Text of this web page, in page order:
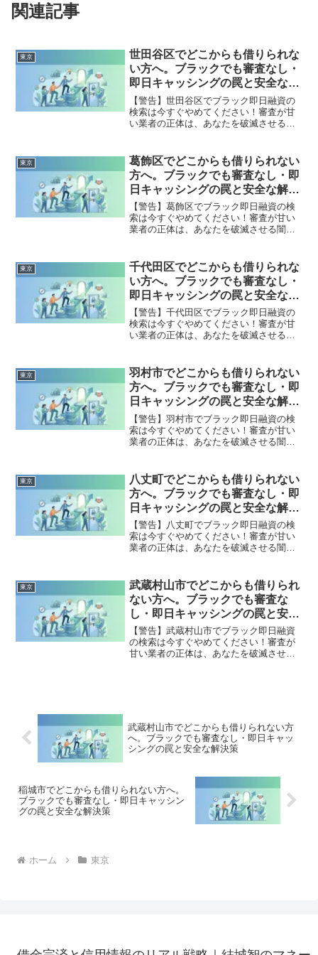
関連記事
東京
世田谷区でどこからも借りられな
い方へ。ブラックでも審査なし・
即日キャッシングの罠と安全な解
決策
【警告】世田谷区でブラック即日融資の
検索は今すぐやめてください！審査が甘
い業者の正体は、あなたを破滅させる闇
世田谷区で違法業者を避け、借金地獄か
ら抜け出した方々の実体験と確実な解決
策を完全公開。
東京
葛飾区でどこからも借りられない
方へ。ブラックでも審査なし・即
日キャッシングの罠と安全な解決
策
【警告】葛飾区でブラック即日融資の検
索は今すぐやめてください！審査が甘い
業者の正体は、あなたを破滅させる闇金
区で違法業者を避け、借金地獄から抜け
出した方々の実体験と確実な解決策を完
全公開。
東京
千代田区でどこからも借りられな
い方へ。ブラックでも審査なし・
即日キャッシングの罠と安全な解
決策
【警告】千代田区でブラック即日融資の
検索は今すぐやめてください！審査が甘
い業者の正体は、あなたを破滅させる闇
千代田区で違法業者を避け、借金地獄か
ら抜け出した方々の実体験と確実な解決
策を完全公開。
東京
羽村市でどこからも借りられない
方へ。ブラックでも審査なし・即
日キャッシングの罠と安全な解決
策
【警告】羽村市でブラック即日融資の検
索は今すぐやめてください！審査が甘い
業者の正体は、あなたを破滅させる闇金
市で違法業者を避け、借金地獄から抜け
出した方々の実体験と確実な解決策を完
全公開。
東京
八丈町でどこからも借りられない
方へ。ブラックでも審査なし・即
日キャッシングの罠と安全な解決
策
【警告】八丈町でブラック即日融資の検
索は今すぐやめてください！審査が甘い
業者の正体は、あなたを破滅させる闇金
町で違法業者を避け、借金地獄から抜け
出した方々の実体験と確実な解決策を完
全公開。
東京
武蔵村山市でどこからも借りられ
ない方へ。ブラックでも審査な
し・即日キャッシングの罠と安全
な解決策
【警告】武蔵村山市でブラック即日融資
の検索は今すぐやめてください！審査が
甘い業者の正体は、あなたを破滅させる
武蔵村山市でどこからも借りられない方
へ。ブラックでも審査なし・即日キャッ
シングの罠と安全な解決策
稲城市でどこからも借りられない方へ。
ブラックでも審査なし・即日キャッシン
グの罠と安全な解決策
ホーム 東京